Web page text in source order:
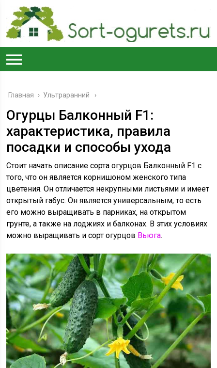
Главная › Ультраранний
Огурцы Балконный F1:
характеристика, правила
посадки и способы ухода
Стоит начать описание сорта огурцов Балконный F1 c
того, что он является корнишоном женского типа
цветения. Он отличается некрупными листьями и имеет
открытый габус. Он является универсальным, то есть
его можно выращивать в парниках, на открытом
грунте, а также на лоджиях и балконах. В этих условиях
можно выращивать и сорт огурцов Вьюга.